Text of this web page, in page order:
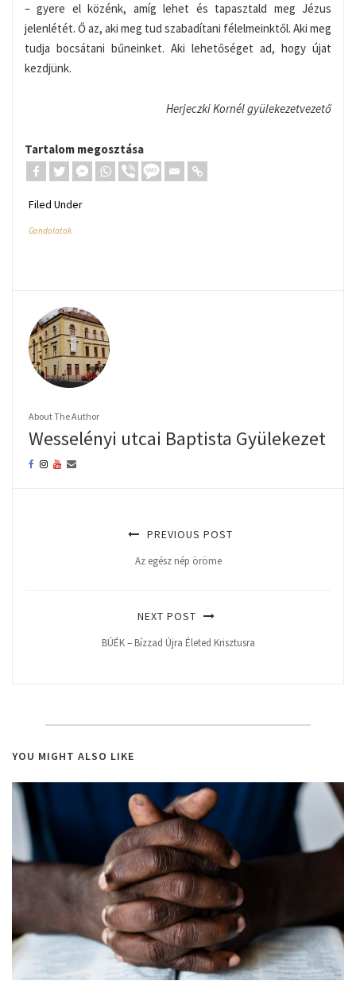
– gyere el közénk, amíg lehet és tapasztald meg Jézus
jelenlétét. Ő az, aki meg tud szabadítani félelmeinktől. Aki meg
tudja bocsátani bűneinket. Aki lehetőséget ad, hogy újat
kezdjünk.
Herjeczki Kornél gyülekezetvezető
Tartalom megosztása
Filed Under
Gondolatok
About The Author
Wesselényi utcai Baptista Gyülekezet
PREVIOUS POST
Az egész nép öröme
NEXT POST
BÚÉK – Bízzad Újra Életed Krisztusra
YOU MIGHT ALSO LIKE